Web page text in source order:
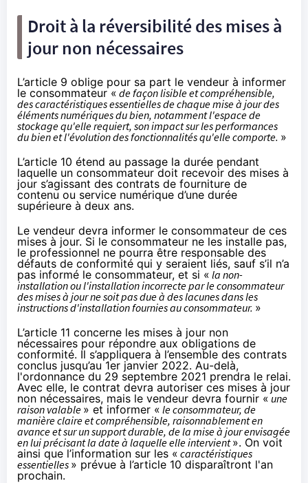
Droit à la réversibilité des mises à
jour non nécessaires
L’article 9 oblige pour sa part le vendeur à informer
le consommateur « de façon lisible et compréhensible,
des caractéristiques essentielles de chaque mise à jour des
éléments numériques du bien, notamment l'espace de
stockage qu'elle requiert, son impact sur les performances
du bien et l'évolution des fonctionnalités qu'elle comporte. »
L’article 10 étend au passage la durée pendant
laquelle un consommateur doit recevoir des mises à
jour s’agissant des contrats de fourniture de
contenu ou service numérique d’une durée
supérieure à deux ans.
Le vendeur devra informer le consommateur de ces
mises à jour. Si le consommateur ne les installe pas,
le professionnel ne pourra être responsable des
défauts de conformité qui y seraient liés, sauf s’il n’a
pas informé le consommateur, et si « la non-
installation ou l'installation incorrecte par le consommateur
des mises à jour ne soit pas due à des lacunes dans les
instructions d'installation fournies au consommateur. »
L’article 11 concerne les mises à jour non
nécessaires pour répondre aux obligations de
conformité. Il s’appliquera à l’ensemble des contrats
conclus jusqu’au 1er janvier 2022. Au-delà,
l'ordonnance du 29 septembre 2021 prendra le relai.
Avec elle, le contrat devra autoriser ces mises à jour
non nécessaires, mais le vendeur devra fournir «une
raison valable » et informer « le consommateur, de
manière claire et compréhensible, raisonnablement en
avance et sur un support durable, de la mise à jour envisagée
en lui précisant la date à laquelle elle intervient». On voit
ainsi que l’information sur les « caractéristiques
essentielles » prévue à l’article 10 disparaîtront l'an
prochain.